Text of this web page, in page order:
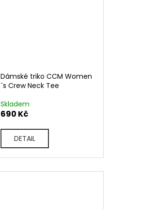
Dámské triko CCM Women
´s Crew Neck Tee
Skladem
690 Kč
DETAIL